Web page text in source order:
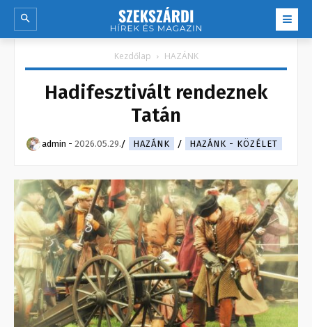
Kezdőlap HAZÁNK
Hadifesztivált rendeznek
Tatán
admin - 2026.05.29. HAZÁNK HAZÁNK - KÖZÉLET